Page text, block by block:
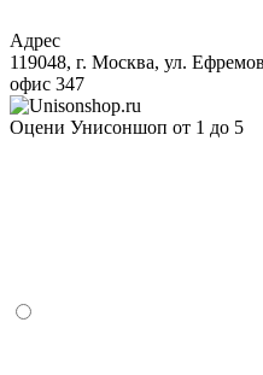
Адрес
119048, г. Москва, ул.
офис 347
Оцени Унисоншоп от 1 до 5